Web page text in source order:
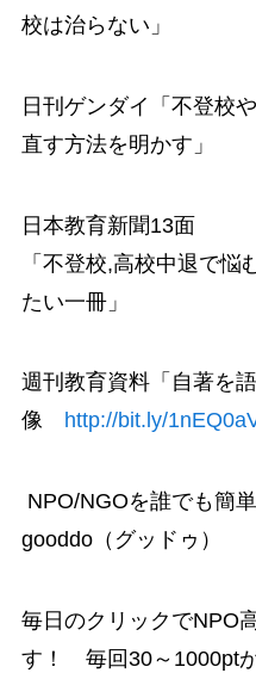
校は治らない」
日刊ゲンダイ「不登校
直す方法を明かす」
日本教育新聞13面
「不登校,高校中退で
たい一冊」
週刊教育資料「自著を
像
http://bit.ly/
NPO/NGOを誰でも簡
gooddo（グッドゥ）
毎日のクリックでNPO
す！ 毎回30～1000pt